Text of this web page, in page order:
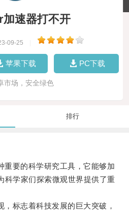
加速器打不开
09-25
苹果下载 PC下载
市场，安全绿色
排行
要的科学研究工具，它能够加
科学家们探索微观世界提供了重
标志着科技发展的巨大突破，